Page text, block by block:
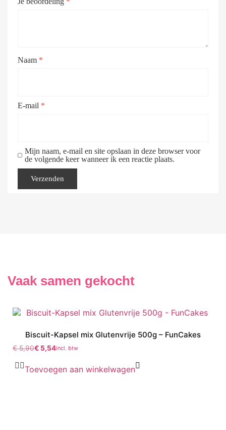
Naam *
E-mail *
Mijn naam, e-mail en site opslaan in deze browser voor
de volgende keer wanneer ik een reactie plaats.
Vaak samen gekocht
Biscuit-Kapsel mix Glutenvrije 500g – FunCakes
€5,90€ 5,54incl. btw
Toevoegen aan winkelwagen